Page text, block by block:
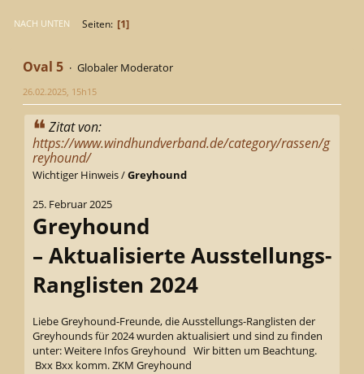
NACH UNTEN Seiten 1
Oval 5 Globaler Moderator
26.02.2025, 15h15
Zitat von:
https://www.windhundverband.de/category/rassen/g
reyhound/
Wichtiger Hinweis /Greyhound
25. Februar 2025
Greyhound
– Aktualisierte Ausstellungs-
Ranglisten 2024
Liebe Greyhound-Freunde, die Ausstellungs-Ranglisten der
Greyhounds für 2024 wurden aktualisiert und sind zu finden
unter: Weitere Infos Greyhound Wir bitten um Beachtung.
Bxx Bxx komm. ZKM Greyhound